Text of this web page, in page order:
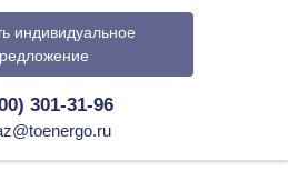
индивидуальное
301-31-96